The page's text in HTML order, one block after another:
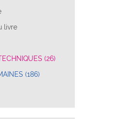
livre
(26)
(186)